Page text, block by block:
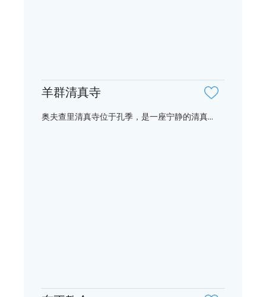
羊群清真寺
奥夫查里清真寺位于孔季，是一座宁静的清真...